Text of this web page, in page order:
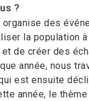
?
organise des
la population à
de créer des
année, nous
est ensuite
année, le